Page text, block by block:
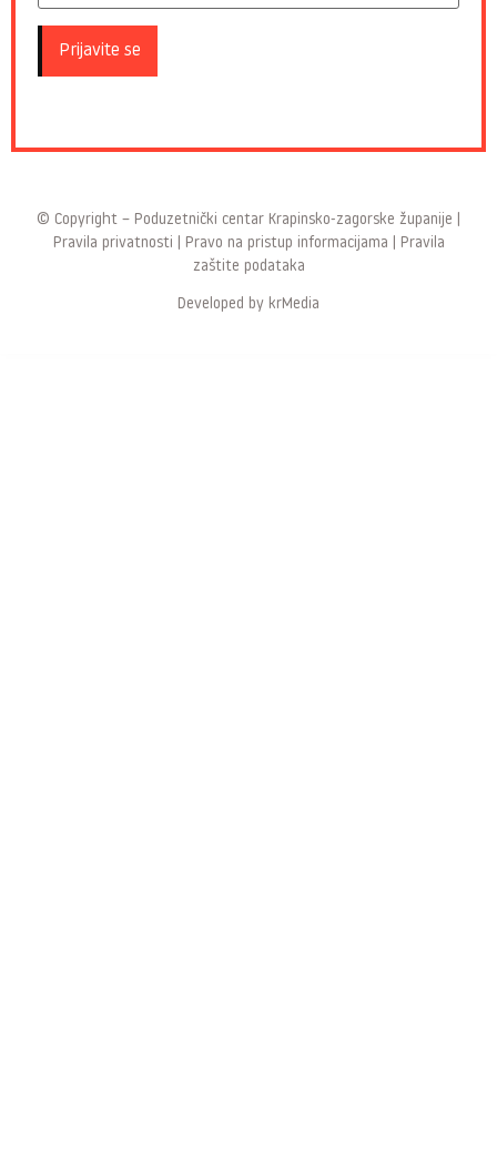
© Copyright – Poduzetnički centar Krapinsko-zagorske županije
Pravila privatnosti
Pravo na pristup informacijama
Pravila
zaštite podataka
Developed by krMedia